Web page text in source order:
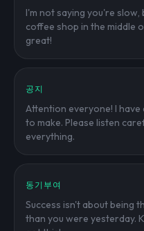
I'm not saying you're
coffee shop in the middle
great!
공지
Attention everyone! I
to make. Please listen
everything.
동기부여
Success isn't about being
than you were yesterday.